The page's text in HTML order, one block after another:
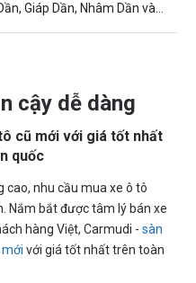
Giáp Dần, Nhâm Dần và
cậy dễ dàng
cũ mới với giá tốt nhất
quốc
cao, nhu cầu mua xe ô tô
Nắm bắt được tâm lý bán xe
hàng Việt, Carmudi - sàn
với giá tốt nhất trên toàn